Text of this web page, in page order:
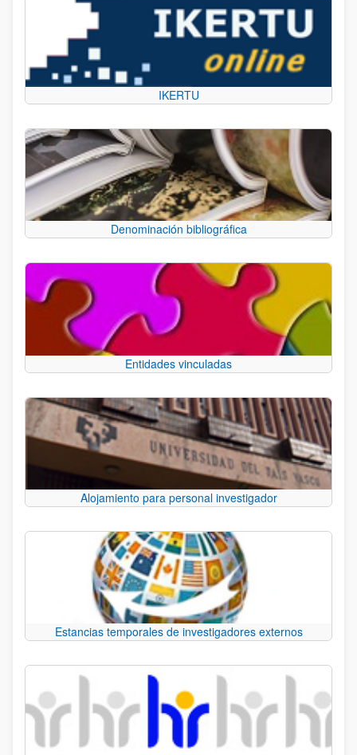
IKERTU
Denominación bibliográfica
Entidades vinculadas
Alojamiento para personal investigador
Estancias temporales de investigadores externos